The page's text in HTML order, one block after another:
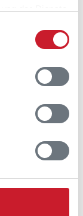
angezeigt
Zeitraum